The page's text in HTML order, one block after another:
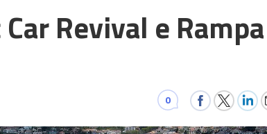
Revival e Rampa
0